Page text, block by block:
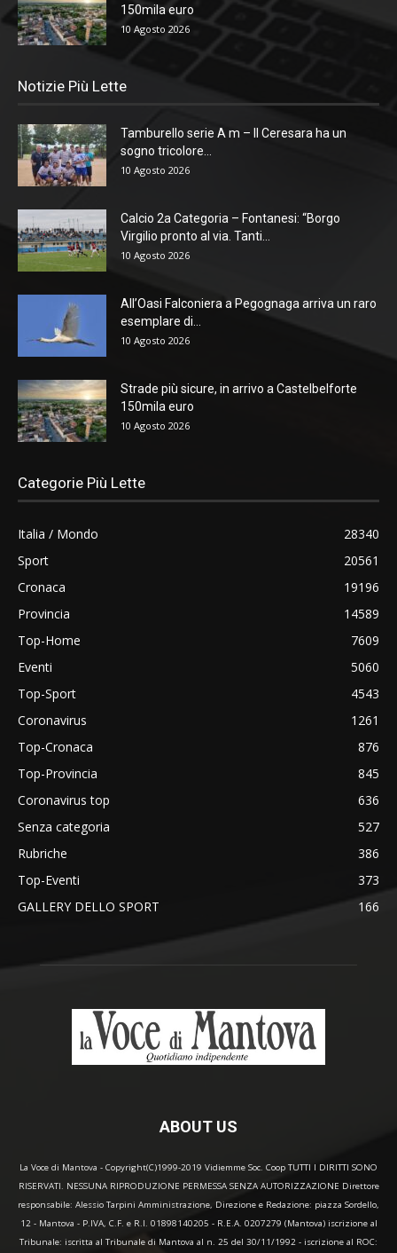
150mila euro
10 Agosto 2026
Notizie Più Lette
Tamburello serie A m – Il Ceresara ha un
sogno tricolore...
10 Agosto 2026
Calcio 2a Categoria – Fontanesi: “Borgo
Virgilio pronto al via. Tanti...
10 Agosto 2026
All’Oasi Falconiera a Pegognaga arriva un raro
esemplare di...
10 Agosto 2026
Strade più sicure, in arrivo a Castelbelforte
150mila euro
10 Agosto 2026
Categorie Più Lette
Italia / Mondo
28340
Sport
20561
Cronaca
19196
Provincia
14589
Top-Home
7609
Eventi
5060
Top-Sport
4543
Coronavirus
1261
Top-Cronaca
876
Top-Provincia
845
Coronavirus top
636
Senza categoria
527
Rubriche
386
Top-Eventi
373
GALLERY DELLO SPORT
166
ABOUT US
La Voce di Mantova - Copyright(C)1999-2019 Vidiemme Soc. Coop TUTTI I DIRITTI SONO
RISERVATI. NESSUNA RIPRODUZIONE PERMESSA SENZA AUTORIZZAZIONE Direttore
responsabile: Alessio Tarpini Amministrazione, Direzione e Redazione: piazza Sordello,
12 - Mantova - P.IVA, C.F. e R.I. 01898140205 - R.E.A. 0207279 (Mantova) iscrizione al
Tribunale: iscritta al Tribunale di Mantova al n. 25 del 30/11/1992 - iscrizione al ROC: